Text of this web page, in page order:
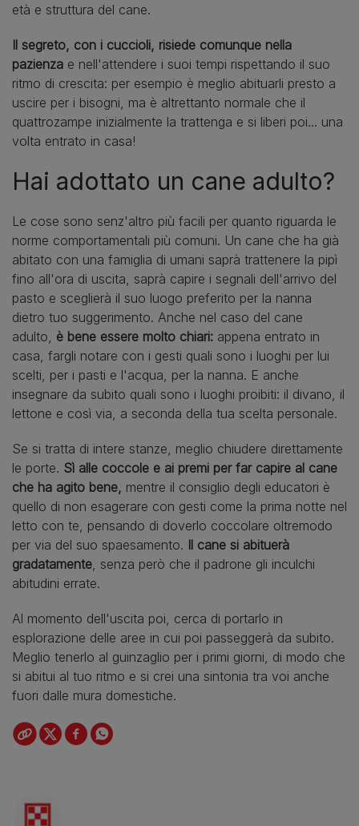
età e struttura del cane.
Il segreto, con i cuccioli, risiede comunque nella
pazienza e nell'attendere i suoi tempi rispettando il suo
ritmo di crescita: per esempio è meglio abituarli presto a
uscire per i bisogni, ma è altrettanto normale che il
quattrozampe inizialmente la trattenga e si liberi poi... una
volta entrato in casa!
Hai adottato un cane adulto?
Le cose sono senz'altro più facili per quanto riguarda le
norme comportamentali più comuni. Un cane che ha già
abitato con una famiglia di umani saprà trattenere la pipì
fino all'ora di uscita, saprà capire i segnali dell'arrivo del
pasto e sceglierà il suo luogo preferito per la nanna
dietro tuo suggerimento. Anche nel caso del cane
adulto, è bene essere molto chiari: appena entrato in
casa, fargli notare con i gesti quali sono i luoghi per lui
scelti, per i pasti e l'acqua, per la nanna. E anche
insegnare da subito quali sono i luoghi proibiti: il divano, il
lettone e così via, a seconda della tua scelta personale.
Se si tratta di intere stanze, meglio chiudere direttamente
le porte. Sì alle coccole e ai premi per far capire al cane
che ha agito bene, mentre il consiglio degli educatori è
quello di non esagerare con gesti come la prima notte nel
letto con te, pensando di doverlo coccolare oltremodo
per via del suo spaesamento. Il cane si abituerà
gradatamente , senza però che il padrone gli inculchi
abitudini errate.
Al momento dell'uscita poi, cerca di portarlo in
esplorazione delle aree in cui poi passeggerà da subito.
Meglio tenerlo al guinzaglio per i primi giorni, di modo che
si abitui al tuo ritmo e si crei una sintonia tra voi anche
fuori dalle mura domestiche.